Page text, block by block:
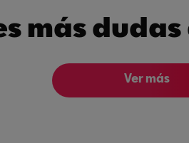
más dudas
Ver más